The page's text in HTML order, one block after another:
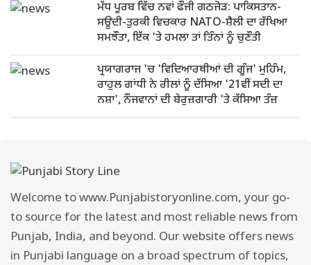
ਮੱਧ ਪੂਰਬ ਵਿੱਚ ਨਵਾਂ ਫੌਜੀ ਗਠਜੋੜ: ਪਾਕਿਸਤਾਨ-
ਸਊਦੀ-ਤੁਰਕੀ ਵਿਚਕਾਰ NATO-ਸ਼ੈਲੀ ਦਾ ਰੱਖਿਆ
ਸਮਝੌਤਾ, ਇੱਕ 'ਤੇ ਹਮਲਾ ਤਾਂ ਤਿੰਨਾਂ ਨੂੰ ਚੁਣੌਤੀ
ਪ੍ਰਯਾਗਰਾਜ 'ਚ 'ਵਿਦਿਆਰਥੀਆਂ ਦੀ ਗੂੰਜ' ਮੁਹਿੰਮ,
ਰਾਹੁਲ ਗਾਂਧੀ ਨੇ ਰੀਲਾਂ ਨੂੰ ਦੱਸਿਆ '21ਵੀਂ ਸਦੀ ਦਾ
ਨਸ਼ਾ', ਨੌਜਵਾਨਾਂ ਦੀ ਬੇਰੁਜ਼ਗਾਰੀ 'ਤੇ ਕੱਸਿਆ ਤੰਜ਼
Welcome to www.Punjabistoryonline.com, your go-
to source for the latest and most reliable news from
Punjab, India, and beyond. Our website offers news
in Punjabi language on a broad spectrum of topics,